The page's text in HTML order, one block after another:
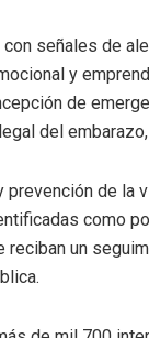
señales de
y
de
del
de la
como
un